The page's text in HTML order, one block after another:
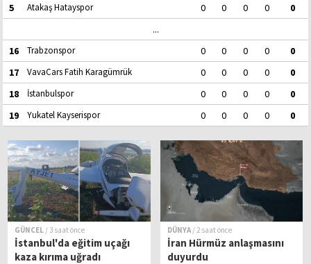
5
Atakaş Hatayspor 0 0 0 0
0
...
16
Trabzonspor 0 0 0 0
0
17
VavaCars Fatih Karagümrük 0 0 0 0
0
18
İstanbulspor 0 0 0 0
0
19
Yukatel Kayserispor 0 0 0 0 0
GÜNCEL / 3 saat önce
İstanbul'da eğitim uçağı
kaza kırıma uğradı
DÜNYA / 2 saat önce
İran Hürmüz anlaşmasını
duyurdu